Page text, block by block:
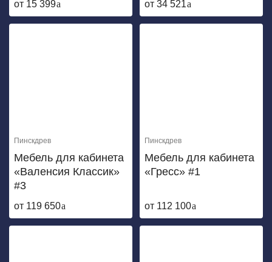
от 15 399 от 34 521
Пинскдрев
Мебель для кабинета
«Валенсия Классик»
#3
от 119 650
Пинскдрев
Мебель для кабинета
«Гресс» #1
от 112 100